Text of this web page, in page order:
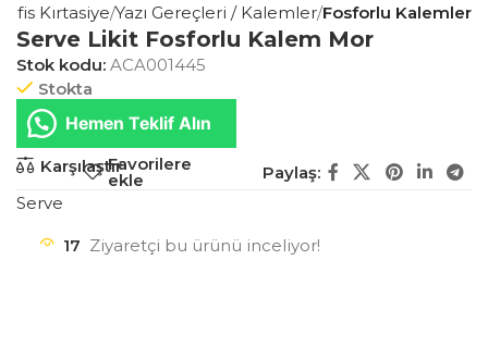
Ofis Kırtasiye Yazı Gereçleri / Kalemler Fosforlu Kalemler
Serve Likit Fosforlu Kalem Mor
Stok kodu: ACA001445
Stokta
Hemen Teklif Alın
KarşılaştırFavorilere
ekle
Paylaş:
Serve
17 Ziyaretçi bu ürünü inceliyor!